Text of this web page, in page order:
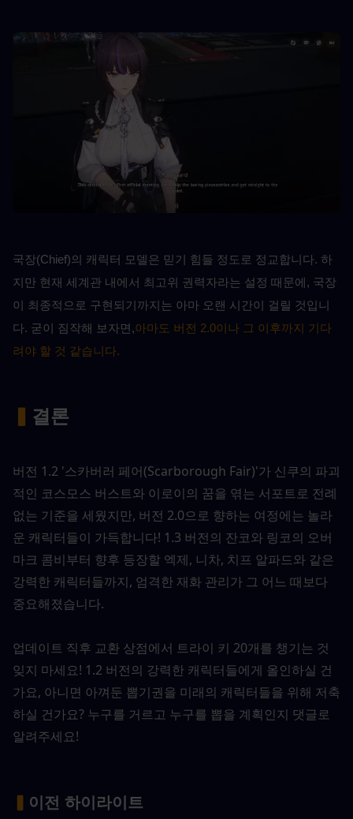
국장(Chief)의 캐릭터 모델은 믿기 힘들 정도로 정교합니다. 하
지만 현재 세계관 내에서 최고위 권력자라는 설정 때문에, 국장
이 최종적으로 구현되기까지는 아마 오랜 시간이 걸릴 것입니
다. 굳이 짐작해 보자면,아마도 버전 2.0이나 그 이후까지 기다
려야 할 것 같습니다.
결론
버전 1.2 '스카버러 페어(Scarborough Fair)'가 신쿠의 파괴
적인 코스모스 버스트와 이로이의 꿈을 엮는 서포트로 전례
없는 기준을 세웠지만, 버전 2.0으로 향하는 여정에는 놀라
운 캐릭터들이 가득합니다! 1.3 버전의 잔코와 링코의 오버
마크 콤비부터 향후 등장할 엑제, 니차, 치프 알파드와 같은
강력한 캐릭터들까지, 엄격한 재화 관리가 그 어느 때보다
중요해졌습니다.
업데이트 직후 교환 상점에서 트라이 키 20개를 챙기는 것
잊지 마세요! 1.2 버전의 강력한 캐릭터들에게 올인하실 건
가요, 아니면 아껴둔 뽑기권을 미래의 캐릭터들을 위해 저축
하실 건가요? 누구를 거르고 누구를 뽑을 계획인지 댓글로
알려주세요!
이전 하이라이트